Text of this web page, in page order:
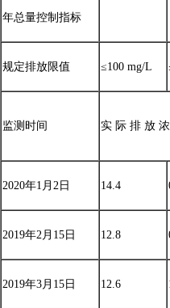
年总量控制指标
规定排放限值 ≤100 mg/L
监测时间 实 际 排 放
2020年1月2日 14.4
2019年2月15日 12.8
2019年3月15日 12.6